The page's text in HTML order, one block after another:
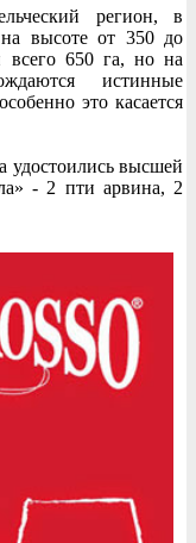
регион, в
высоте от 350 до
всего 650 га, но на
истинные
это касается
удостоились высшей
- 2 пти арвина, 2